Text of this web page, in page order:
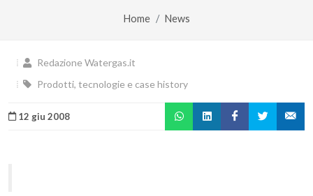
Home News
Redazione Watergas.it
Prodotti, tecnologie e case history
12 giu 2008